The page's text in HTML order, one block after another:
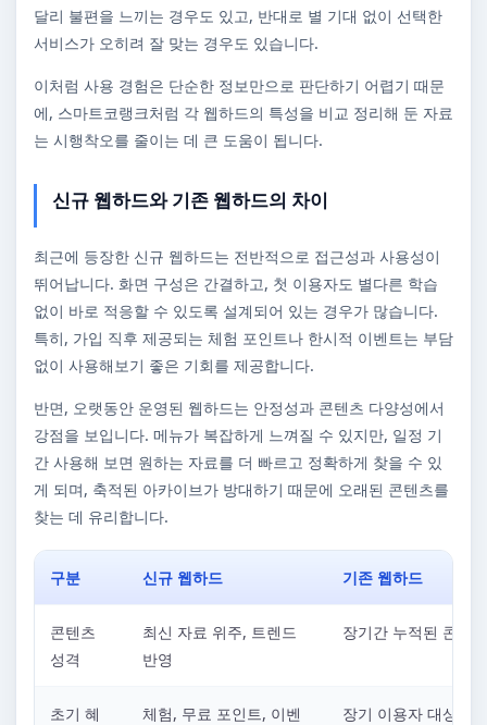
달리 불편을 느끼는 경우도 있고, 반대로 별 기대 없이 선택한
서비스가 오히려 잘 맞는 경우도 있습니다.
이처럼 사용 경험은 단순한 정보만으로 판단하기 어렵기 때문
에, 스마트코랭크처럼 각 웹하드의 특성을 비교 정리해 둔 자료
는 시행착오를 줄이는 데 큰 도움이 됩니다.
신규 웹하드와 기존 웹하드의 차이
최근에 등장한 신규 웹하드는 전반적으로 접근성과 사용성이
뛰어납니다. 화면 구성은 간결하고, 첫 이용자도 별다른 학습
없이 바로 적응할 수 있도록 설계되어 있는 경우가 많습니다.
특히, 가입 직후 제공되는 체험 포인트나 한시적 이벤트는 부담
없이 사용해보기 좋은 기회를 제공합니다.
반면, 오랫동안 운영된 웹하드는 안정성과 콘텐츠 다양성에서
강점을 보입니다. 메뉴가 복잡하게 느껴질 수 있지만, 일정 기
간 사용해 보면 원하는 자료를 더 빠르고 정확하게 찾을 수 있
게 되며, 축적된 아카이브가 방대하기 때문에 오래된 콘텐츠를
찾는 데 유리합니다.
구분 신규 웹하드 기존 웹하드
콘텐츠
성격
최신 자료 위주, 트렌드
반영
장기간 누적된 콘텐
초기 혜
체험, 무료 포인트, 이벤
장기 이용자 대상 혜